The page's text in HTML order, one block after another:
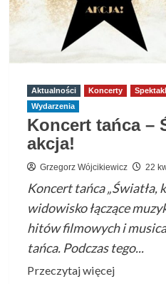
Obraz
tańca”
Aktualności Koncerty
Wydarzenia
Koncert tańca –
akcja!
Grzegorz Wójcikiewicz 22
Koncert tańca „Światła,
widowisko łączące
hitów filmowych i
tańca. Podczas tego...
Przeczytaj więcejPrzeczytaj